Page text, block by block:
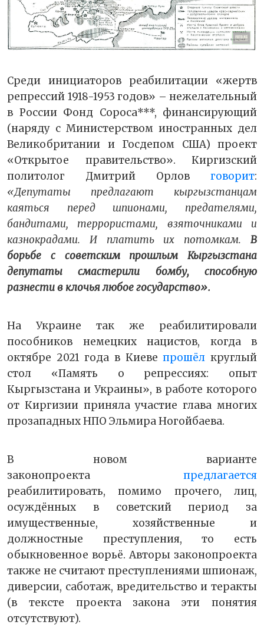
Среди инициаторов реабилитации «жертв
репрессий 1918-1953 годов» – нежелательный
в России Фонд Сороса***, финансирующий
(наряду с Министерством иностранных дел
Великобритании и Госдепом США) проект
«Открытое правительство». Киргизский
политолог Дмитрий Орлов говорит:
«Депутаты предлагают кыргызстанцам
каяться перед шпионами, предателями,
бандитами, террористами, взяточниками и
казнокрадами. И платить их потомкам. В
борьбе с советским прошлым Кыргызстана
депутаты смастерили бомбу, способную
разнести в клочья любое государство».
На Украине так же реабилитировали
пособников немецких нацистов, когда в
октябре 2021 года в Киевепрошёл круглый
стол «Память о репрессиях: опыт
Кыргызстана и Украины», в работе которого
от Киргизии приняла участие глава многих
прозападных НПО Эльмира Ногойбаева.
В новом варианте
законопроекта предлагается
реабилитировать, помимо прочего, лиц,
осуждённых в советский период за
имущественные, хозяйственные и
должностные преступления, то есть
обыкновенное ворьё. Авторы законопроекта
также не считают преступлениями шпионаж,
диверсии, саботаж, вредительство и теракты
(в тексте проекта закона эти понятия
отсутствуют).